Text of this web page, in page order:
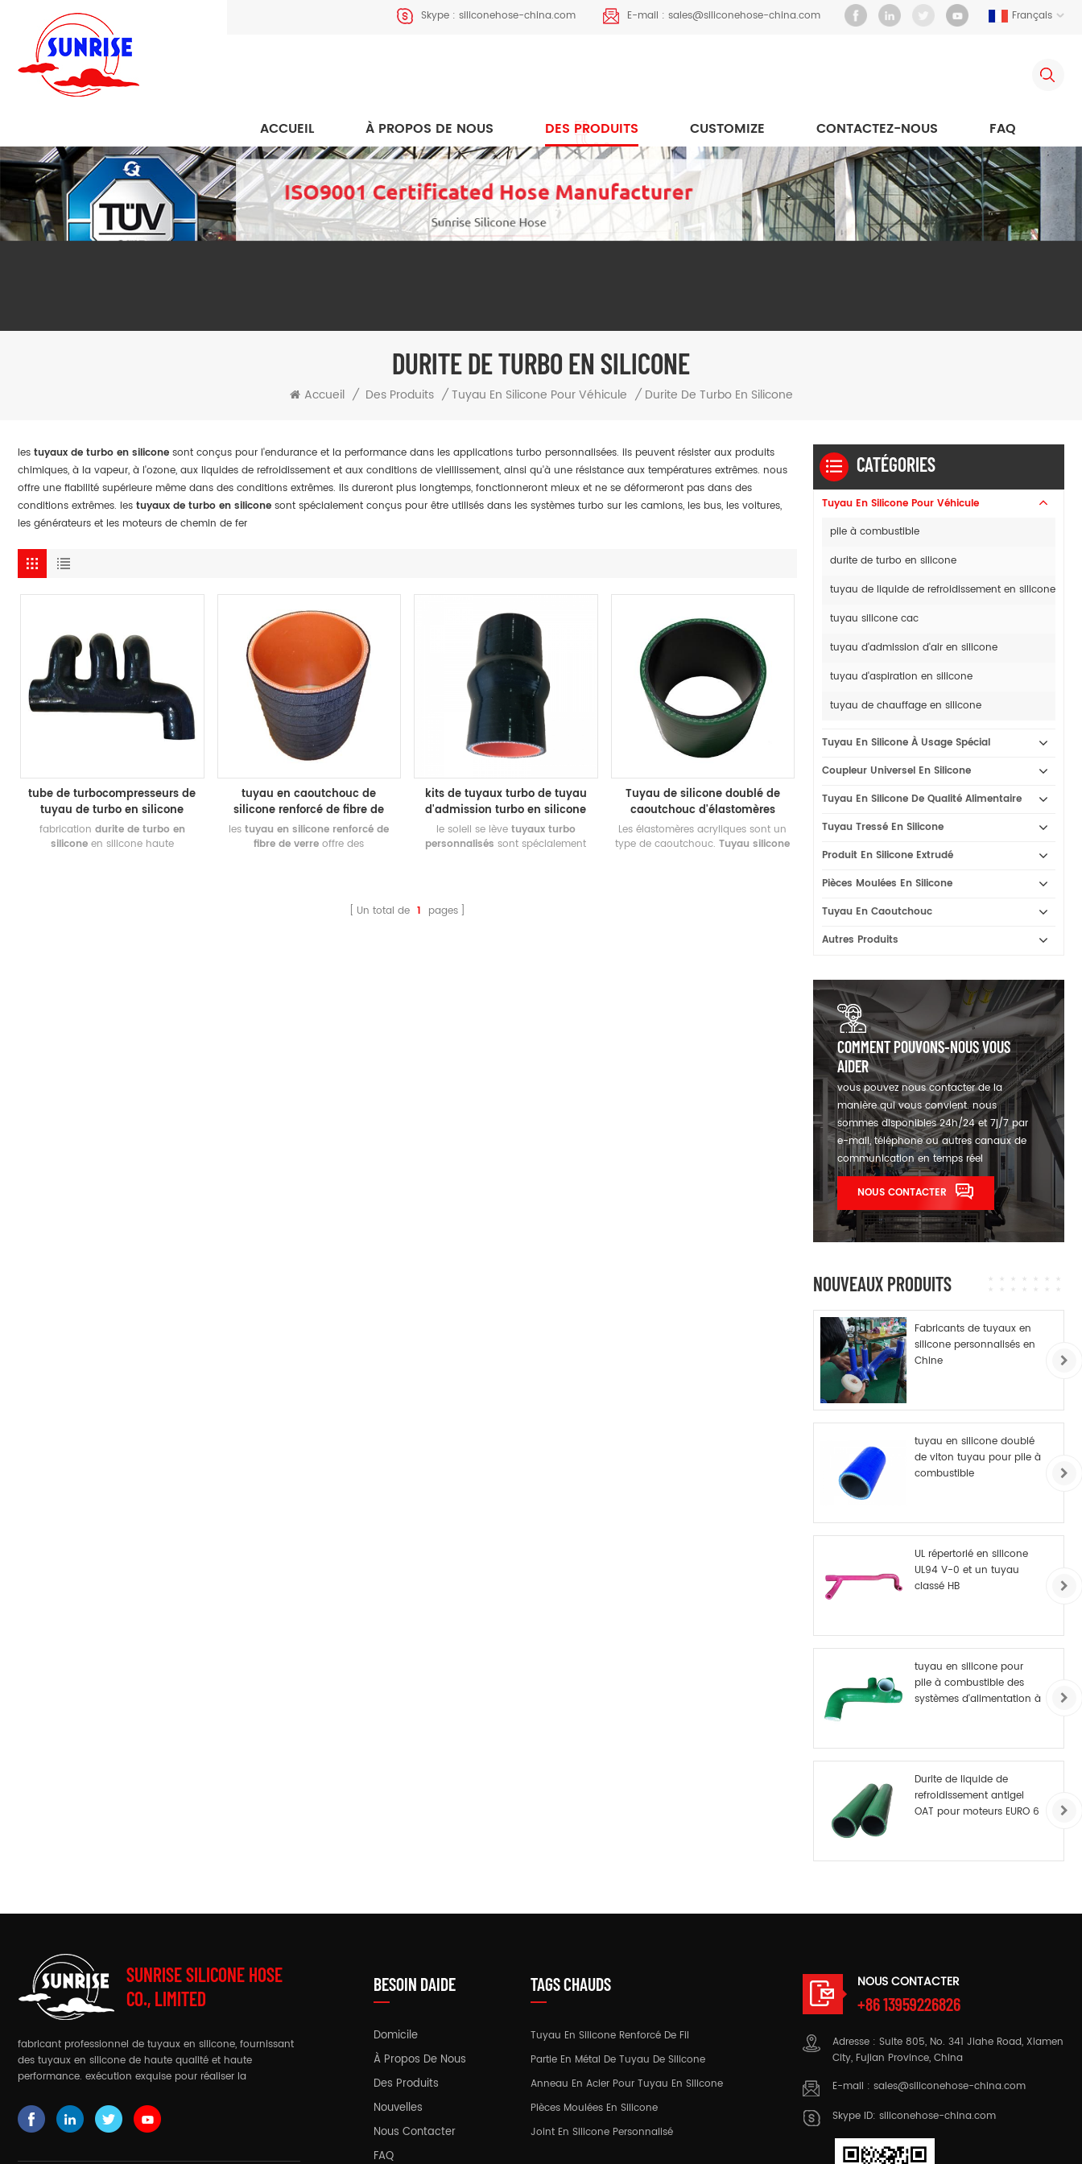
Français
Skype : siliconehose-china.com E-mail : sales@siliconehose-china.com
ACCUEIL À PROPOS DE NOUS DES PRODUITS CUSTOMIZE CONTACTEZ-NOUS FAQ
DURITE DE TURBO EN SILICONE
Accueil / Des Produits / Tuyau En Silicone Pour Véhicule / Durite De Turbo En Silicone
les tuyaux de turbo en silicone sont conçus pour l'endurance et la performance dans les applications turbo personnalisées. ils peuvent résister aux produits
chimiques, à la vapeur, à l'ozone, aux liquides de refroidissement et aux conditions de vieillissement, ainsi qu'à une résistance aux températures extrêmes. nous
offre une fiabilité supérieure même dans des conditions extrêmes. ils dureront plus longtemps, fonctionneront mieux et ne se déformeront pas dans des
conditions extrêmes. les tuyaux de turbo en silicone sont spécialement conçus pour être utilisés dans les systèmes turbo sur les camions, les bus, les voitures,
les générateurs et les moteurs de chemin de fer
tube de turbocompresseurs de
tuyau de turbo en silicone
personnalisé
fabrication durite de turbo en
siliconeen silicone haute
tuyau en caoutchouc de
silicone renforcé de fibre de
verre
les tuyau en silicone renforcé de
fibre de verre offre des
présentent une résistance à la
température supérieure évaluée
kits de tuyaux turbo de tuyau
d'admission turbo en silicone
sur mesure
le soleil se lèvetuyaux turbo
personnalisés sont spécialement
générateurs et les moteurs de
chemin de fer. nous offrons une
Tuyau de silicone doublé de
caoutchouc d'élastomères
acryliques automobiles
Les élastomères acryliques sont un
type de caoutchouc. Tuyau silicone
Un total de 1 pages
CATÉGORIES
Tuyau En Silicone Pour Véhicule
pile à combustible
durite de turbo en silicone
tuyau de liquide de refroidissement en silicone
tuyau silicone cac
tuyau d'admission d'air en silicone
tuyau d'aspiration en silicone
tuyau de chauffage en silicone
Tuyau En Silicone À Usage Spécial
Coupleur Universel En Silicone
Tuyau En Silicone De Qualité Alimentaire
Tuyau Tressé En Silicone
Produit En Silicone Extrudé
Pièces Moulées En Silicone
Tuyau En Caoutchouc
Autres Produits
COMMENT POUVONS-NOUS VOUS
AIDER
vous pouvez nous contacter de la
manière qui vous convient. nous
sommes disponibles 24h/24 et 7j/7 par
e-mail, téléphone ou autres canaux de
communication en temps réel
NOUS CONTACTER
NOUVEAUX PRODUITS
Fabricants de tuyaux en
silicone personnalisés en
Chine
tuyau en silicone doublé
de viton tuyau pour pile à
combustible
UL répertorié en silicone
UL94 V-0 et un tuyau
classé HB
tuyau en silicone pour
pile à combustible des
systèmes d'alimentation à
Durite de liquide de
refroidissement antigel
OAT pour moteurs EURO 6
SUNRISE SILICONE HOSE
CO., LIMITED
fabricant professionnel de tuyaux en silicone, fournissant
des tuyaux en silicone de haute qualité et haute
performance. exécution exquise pour réaliser la
NOUS CONTACTER
+86 13959226826
Adresse : Suite 805, No. 341 Jiahe Road, Xiamen
City, Fujian Province, China
E-mail : sales@siliconehose-china.com
Skype ID: siliconehose-china.com
BESOIN DAIDE
Domicile
À Propos De Nous
Des Produits
Nouvelles
Nous Contacter
FAQ
TAGS CHAUDS
Tuyau En Silicone Renforcé De Fil
Partie En Métal De Tuyau De Silicone
Anneau En Acier Pour Tuyau En Silicone
Pièces Moulées En Silicone
Joint En Silicone Personnalisé